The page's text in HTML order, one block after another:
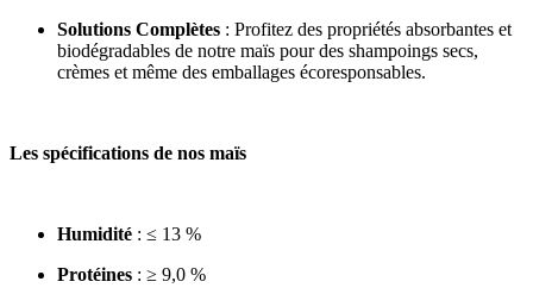
Solutions Complètes : Profitez des propriétés absorbantes et
biodégradables de notre maïs pour des shampoings secs,
crèmes et même des emballages écoresponsables.
Les spécifications de nos maïs
Humidité : ≤ 13 %
Protéines : ≥ 9,0 %